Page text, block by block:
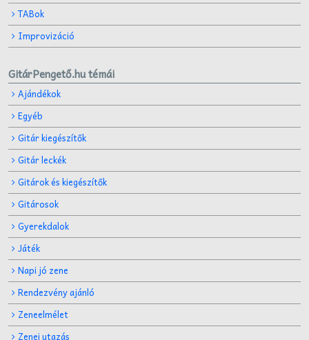
TABok
Improvizáció
GitárPengető.hu témái
Ajándékok
Egyéb
Gitár kiegészítők
Gitár leckék
Gitárok és kiegészítők
Gitárosok
Gyerekdalok
Játék
Napi jó zene
Rendezvény ajánló
Zeneelmélet
Zenei utazás